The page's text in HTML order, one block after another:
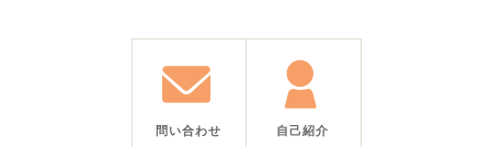
問い合わせ 自己紹介